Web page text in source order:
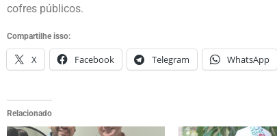
cofres públicos.
Compartilhe isso:
X Facebook Telegram WhatsApp
Relacionado